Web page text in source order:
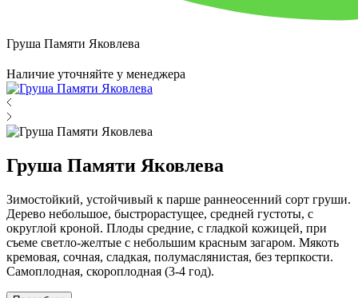
Груша Памяти Яковлева
Наличие уточняйте у менеджера
Груша Памяти Яковлева
Зимостойкий, устойчивый к парше раннеосенний сорт груши.
Дерево небольшое, быстрорастущее, средней густоты, с
округлой кроной. Плоды средние, с гладкой кожицей, при
съеме светло-желтые с небольшим красным загаром. Мякоть
кремовая, сочная, сладкая, полумаслянистая, без терпкости.
Самоплодная, скороплодная (3-4 год).